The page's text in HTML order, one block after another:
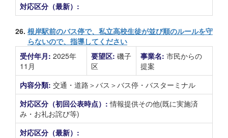
対応区分（最新）:
26. 根岸駅前のバス停で、私立高校生徒が並び順のルールを守
らないので、指導してください
受付年月: 2025年
11月
要望区: 磯子
区
事業名: 市民からの
提案
内容分類: 交通・道路＞バス＞バス停・バスターミナル
対応区分（初回公表時点）:情報提供その他(既に実施済
み・お礼お詫び等)
対応区分（最新）: